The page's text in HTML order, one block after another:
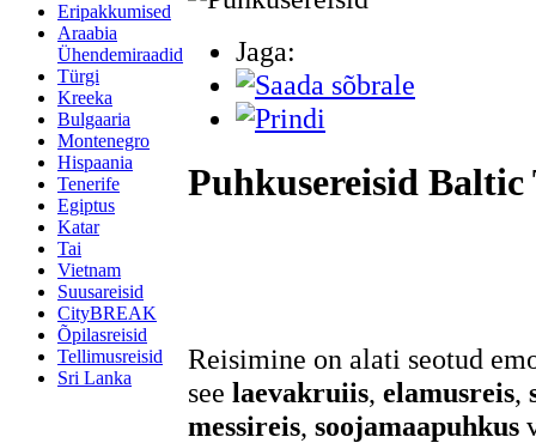
Eripakkumised
Araabia
Ühendemiraadid
Türgi
Kreeka
Bulgaaria
Montenegro
Hispaania
Tenerife
Egiptus
Katar
Tai
Vietnam
Suusareisid
CityBREAK
Õpilasreisid
Tellimusreisid
Sri Lanka
Jaga:
Puhkusereisid Baltic
Reisimine on alati seotud
see laevakruiis, elamusreis,
messireis, soojamaapuhkus